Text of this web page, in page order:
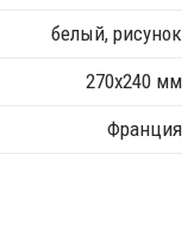
белый, рисунок
270x240 мм
Франция